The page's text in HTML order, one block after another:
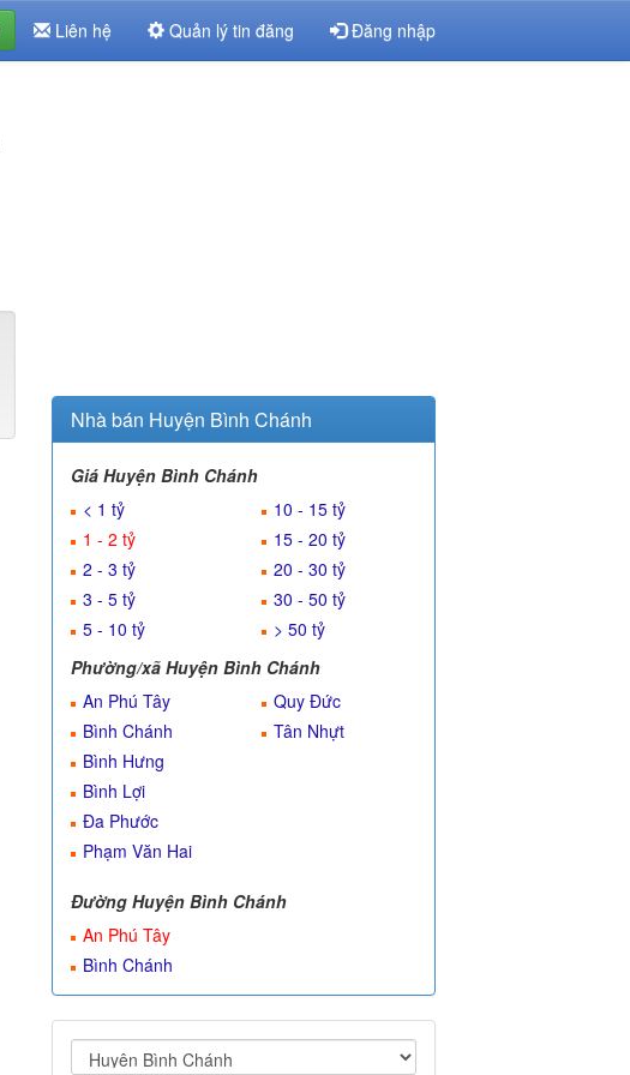
Liên hệ Quản lý tin đăng Đăng nhập
Nhà bán Huyện Bình Chánh
Giá Huyện Bình Chánh
< 1 tỷ
1 - 2 tỷ
2 - 3 tỷ
3 - 5 tỷ
5 - 10 tỷ
10 - 15 tỷ
15 - 20 tỷ
20 - 30 tỷ
30 - 50 tỷ
> 50 tỷ
Phường/xã Huyện Bình Chánh
An Phú Tây
Bình Chánh
Bình Hưng
Bình Lợi
Đa Phước
Phạm Văn Hai
Quy Đức
Tân Nhựt
Đường Huyện Bình Chánh
An Phú Tây
Bình Chánh